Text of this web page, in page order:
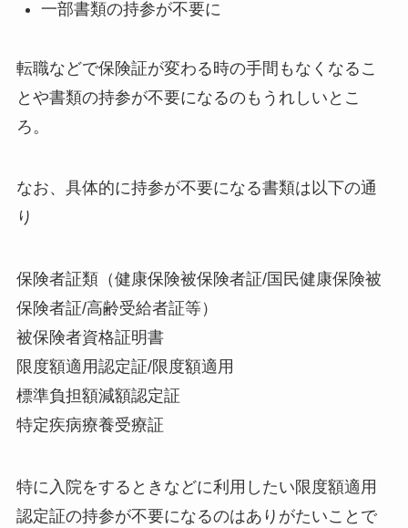
一部書類の持参が不要に
転職などで保険証が変わる時の手間もなくなるこ
とや書類の持参が不要になるのもうれしいとこ
ろ。
なお、具体的に持参が不要になる書類は以下の通
り
保険者証類（健康保険被保険者証/国民健康保険被
保険者証/高齢受給者証等）
被保険者資格証明書
限度額適用認定証/限度額適用
標準負担額減額認定証
特定疾病療養受療証
特に入院をするときなどに利用したい限度額適用
認定証の持参が不要になるのはありがたいことで